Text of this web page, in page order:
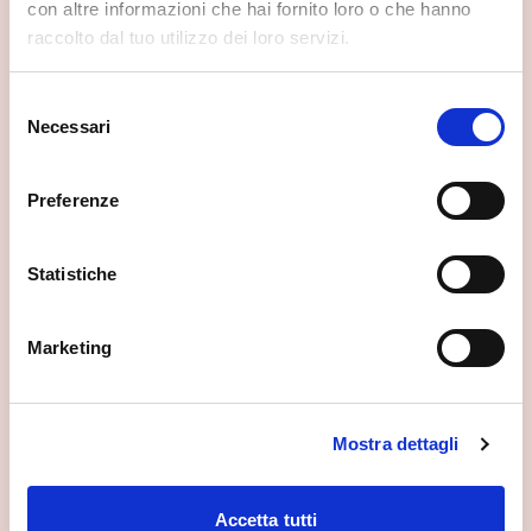
con altre informazioni che hai fornito loro o che hanno
raccolto dal tuo utilizzo dei loro servizi.
delNecessari
Preferenze
Statistiche
Marketing
Mostra dettagli
Accetta tutti
Centro del Bitto Storico Ribelle